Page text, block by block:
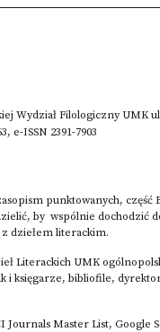
Wydział Filologiczny UMK
e-ISSN 2391-7903
punktowanych, część
by wspólnie dochodzić
dziełem literackim.
Literackich UMK
i księgarze, bibliofile,
Journals Master List, Google